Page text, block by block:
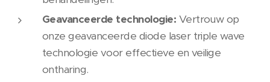
Geavanceerde technologie: Vertrouw op
onze geavanceerde diode laser triple wave
technologie voor effectieve en veilige
ontharing.